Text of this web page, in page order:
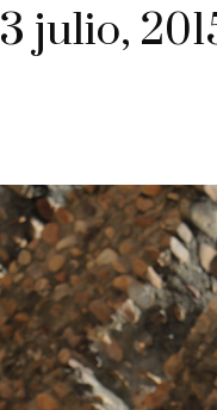
3 julio,